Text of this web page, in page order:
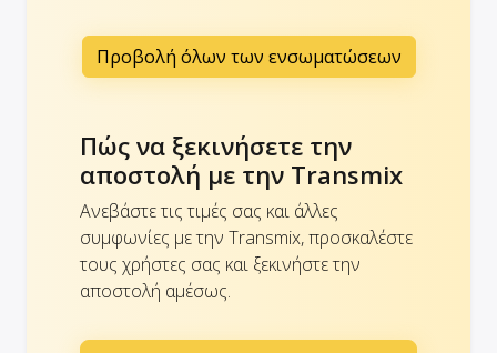
Προβολή όλων των ενσωματώσεων
Πώς να ξεκινήσετε την
αποστολή με την Transmix
Ανεβάστε τις τιμές σας και άλλες
συμφωνίες με την Transmix, προσκαλέστε
τους χρήστες σας και ξεκινήστε την
αποστολή αμέσως.